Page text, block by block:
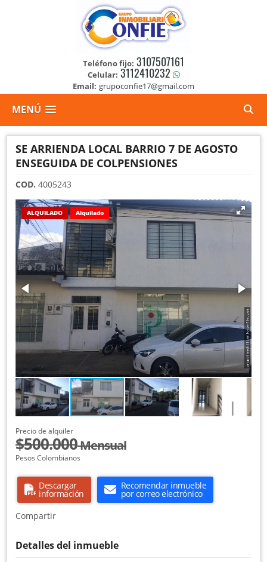
Teléfono fijo: 3107507161
Celular: 3112410232
Email: grupoconfie17@gmail.com
MENÚ
SE ARRIENDA LOCAL BARRIO 7 DE AGOSTO
ENSEGUIDA DE COLPENSIONES
COD. 4005243
ALQUILADO Alquilado
Precio de alquiler
$500.000Mensual
Pesos Colombianos
Descargar
información
Recomendar inmueble
por correo electrónico
Compartir
Detalles del inmueble